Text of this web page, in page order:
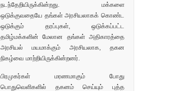
நடந்தேறியிருக்கின்றது. மக்களை
ஒடுக்குவதையே தங்கள் அரசியலாகக் கொண்ட
ஒடுக்கும் தரப்புகள், ஒடுக்கப்பட்ட
தமிழ்மக்களின் மேலான தங்கள் அதிகாரத்தை
அரசியல் மயமாக்கும் அரசியலாக, தகன
நிகழ்வை மாற்றியிருக்கின்றனர்.
பிரமுகர்கள் மரணமாகும் போது
பொதுவெளிகளில் தகனம் செய்யும் புத்த